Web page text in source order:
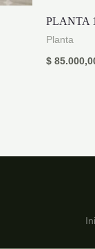
PLANTA
Planta
$